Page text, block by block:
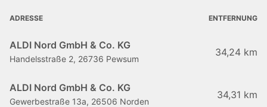
ADRESSE ENTFERNUNG
ALDI Nord GmbH & Co. KG
Handelsstraße 2, 26736 Pewsum
34,24 km
ALDI Nord GmbH & Co. KG
Gewerbestraße 13a, 26506 Norden
34,31 km